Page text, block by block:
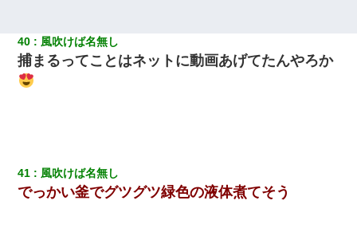
40 風吹けば名無し
捕まるってことはネットに動画あげてたんやろか
41 風吹けば名無し
でっかい釜でグツグツ緑色の液体煮てそう